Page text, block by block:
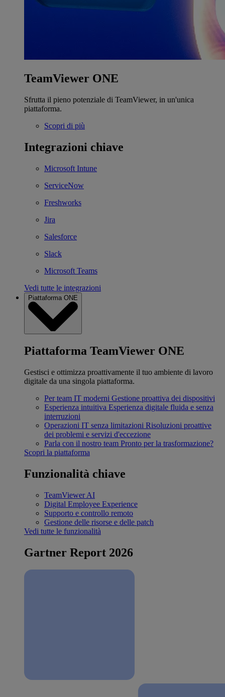
TeamViewer ONE
Sfrutta il pieno potenziale di TeamViewer, in un'unica
piattaforma.
Scopri di più
Integrazioni chiave
Microsoft Intune
ServiceNow
Freshworks
Jira
Salesforce
Slack
Microsoft Teams
Vedi tutte le integrazioni
Piattaforma ONE
Piattaforma TeamViewer ONE
Gestisci e ottimizza proattivamente il tuo ambiente di lavoro
digitale da una singola piattaforma.
Per team IT moderni Gestione proattiva dei dispositivi
Esperienza intuitiva Esperienza digitale fluida e senza
interruzioni
Operazioni IT senza limitazioni Risoluzioni proattive
dei problemi e servizi d'eccezione
Parla con il nostro team Pronto per la trasformazione?
Scopri la piattaforma
Funzionalità chiave
TeamViewer AI
Digital Employee Experience
Supporto e controllo remoto
Gestione delle risorse e delle patch
Vedi tutte le funzionalità
Gartner Report 2026